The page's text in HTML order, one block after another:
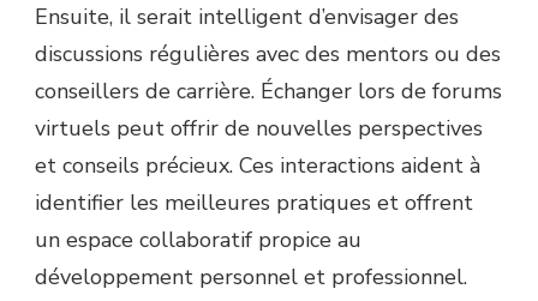
Ensuite, il serait intelligent d’envisager des
discussions régulières avec des mentors ou des
conseillers de carrière. Échanger lors de forums
virtuels peut offrir de nouvelles perspectives
et conseils précieux. Ces interactions aident à
identifier les meilleures pratiques et offrent
un espace collaboratif propice au
développement personnel et professionnel.